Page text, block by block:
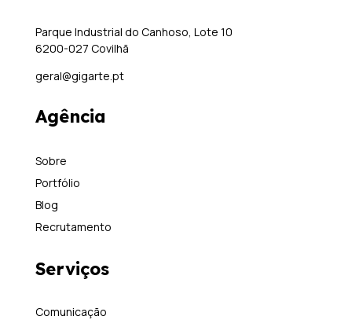
Parque Industrial do Canhoso, Lote 10
6200-027 Covilhã
geral@gigarte.pt
Agência
Sobre
Portfólio
Blog
Recrutamento
Serviços
Comunicação